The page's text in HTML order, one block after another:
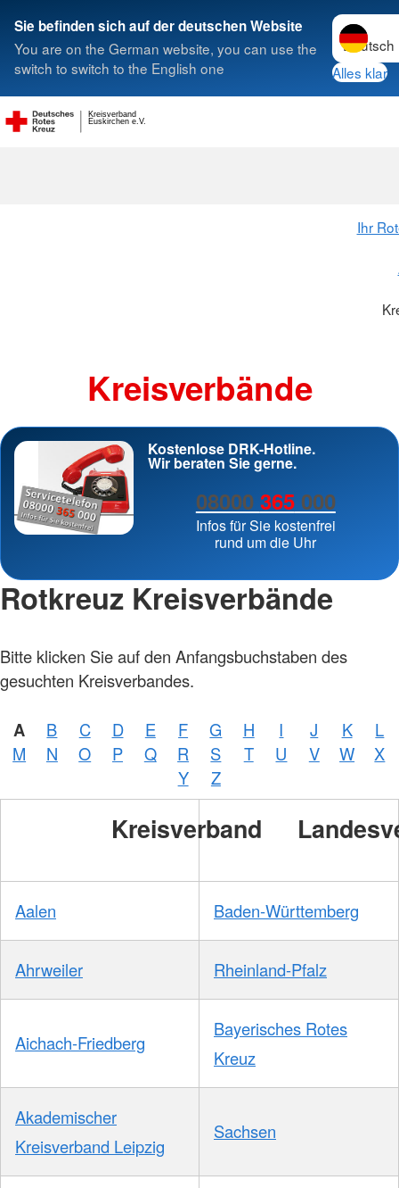
Sie befinden sich auf der deutschen Website
You are on the German website, you can use the
switch to switch to the English one
Sprache
Alles klar
Euskirchen e.V.
Kreisverband
Suche
Ihr
Kreisverbände
Kostenlose DRK-Hotline.
Wir beraten Sie gerne.
08000 365000
Infos für Sie kostenfrei
rund um die Uhr
Rotkreuz Kreisverbände
Bitte klicken Sie auf den Anfangsbuchstaben des
gesuchten Kreisverbandes.
A B C D E F G H I J K
L
M
N O P Q R S T U V W
X
Y
Z
Kreisverband
Aalen Baden-Württemberg
Ahrweiler Rheinland-Pfalz
Aichach-Friedberg
Bayerisches Rotes
Kreuz
Akademischer
Kreisverband Leipzig
Sachsen